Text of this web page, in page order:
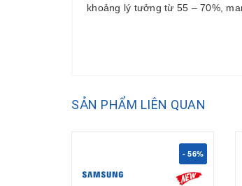
khoảng lý tưởng từ 55 – 70%,
SẢN PHẨM LIÊN QUAN
- 56%